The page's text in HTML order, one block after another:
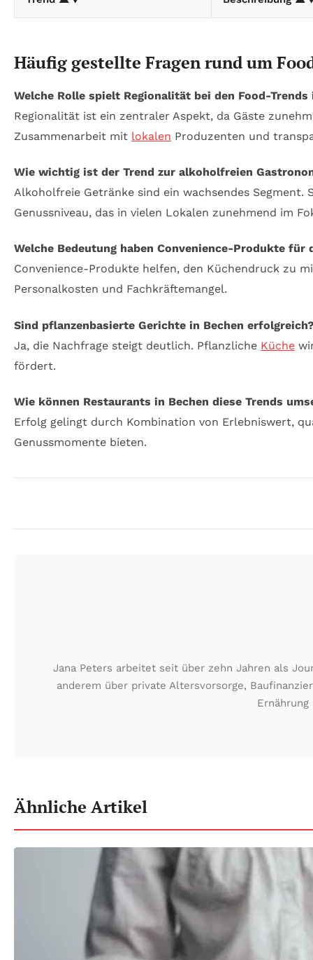
Häufig gestellte Fragen rund um
Welche Rolle spielt Regionalität bei den Food-Trends
Regionalität ist ein zentraler Aspekt, da Gäste
Zusammenarbeit mit lokalen Produzenten und
Wie wichtig ist der Trend zur alkoholfreien
Alkoholfreie Getränke sind ein wachsendes
Genussniveau, das in vielen Lokalen zunehmend im
Welche Bedeutung haben Convenience-Produkte für
Convenience-Produkte helfen, den Küchendruck zu
Personalkosten und Fachkräftemangel.
Sind pflanzenbasierte Gerichte in Bechen
Ja, die Nachfrage steigt deutlich. Pflanzliche Küche
fördert.
Wie können Restaurants in Bechen diese Trends
Erfolg gelingt durch Kombination von Erlebniswert,
Genussmomente bieten.
Jana Peters arbeitet seit über zehn Jahren als
anderem über private Altersvorsorge,
Ähnliche Artikel